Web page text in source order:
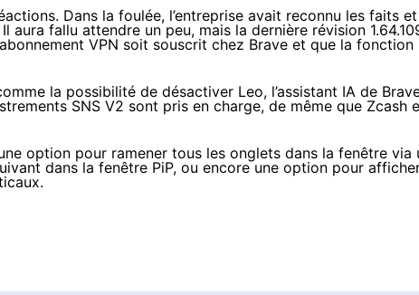
Dans la foulée, l’entreprise avait reconnu les faits et
aura fallu attendre un peu, mais la dernière révision
VPN soit souscrit chez Brave et que la fonction
la possibilité de désactiver Leo, l’assistant IA de
SNS V2 sont pris en charge, de même que Zcash
option pour ramener tous les onglets dans la fenêtre via
dans la fenêtre PiP, ou encore une option pour